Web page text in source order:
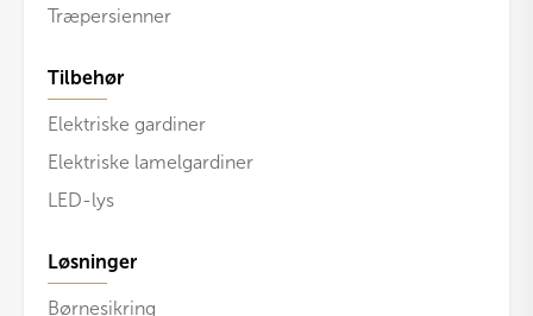
Træpersienner
Tilbehør
Elektriske gardiner
Elektriske lamelgardiner
LED-lys
Løsninger
Børnesikring